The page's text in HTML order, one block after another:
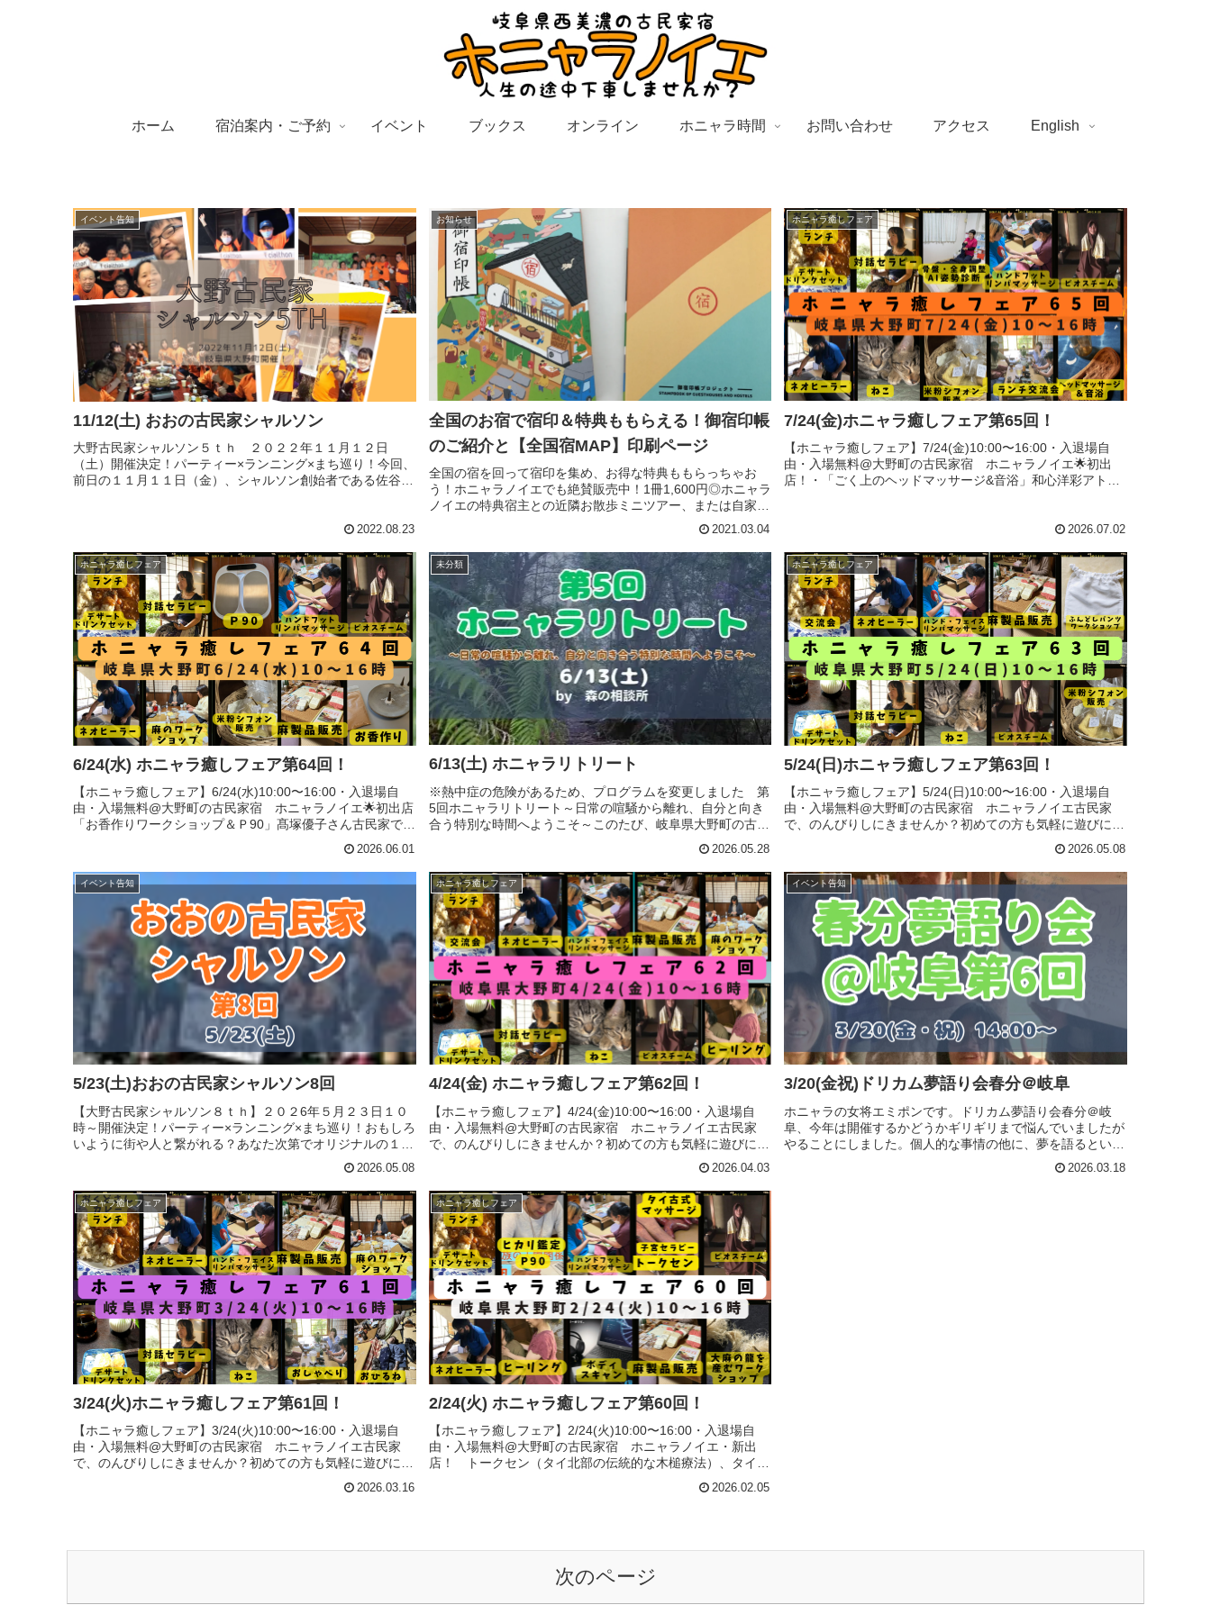
ホーム 宿泊案内・ご予約 イベント ブックス オンライン ホニャラ時間 お問い合わせ アクセス English
イベント告知
11/12(土) おおの古民家シャルソン
大野古民家シャルソン５ｔｈ ２０２２年１１月１２日
（土）開催決定！パーティー×ランニング×まち巡り！今回、
前日の１１月１１日（金）、シャルソン創始者である佐谷恭
2022.08.23
お知らせ
全国のお宿で宿印＆特典ももらえる！御宿印帳
のご紹介と【全国宿MAP】印刷ページ
全国の宿を回って宿印を集め、お得な特典ももらっちゃお
う！ホニャラノイエでも絶賛販売中！1冊1,600円◎ホニャラ
ノイエの特典宿主との近隣お散歩ミニツアー、または自家製
シロップジュースサービスです！↑宿主が忘れていたら要求
2021.03.04
ホニャラ癒しフェア
7/24(金)ホニャラ癒しフェア第65回！
【ホニャラ癒しフェア】7/24(金)10:00〜16:00・入退場自
由・入場無料@大野町の古民家宿 ホニャラノイエ🌟初出
店！・「ごく上のヘッドマッサージ&音浴」和心洋彩アトリ
2026.07.02
ホニャラ癒しフェア
6/24(水) ホニャラ癒しフェア第64回！
【ホニャラ癒しフェア】6/24(水)10:00〜16:00・入退場自
由・入場無料@大野町の古民家宿 ホニャラノイエ🌟初出店
「お香作りワークショップ＆Ｐ90」髙塚優子さん古民家で、
2026.06.01
未分類
6/13(土) ホニャラリトリート
※熱中症の危険があるため、プログラムを変更しました 第
5回ホニャラリトリート～日常の喧騒から離れ、自分と向き
合う特別な時間へようこそ～このたび、岐阜県大野町の古民
2026.05.28
ホニャラ癒しフェア
5/24(日)ホニャラ癒しフェア第63回！
【ホニャラ癒しフェア】5/24(日)10:00〜16:00・入退場自
由・入場無料@大野町の古民家宿 ホニャラノイエ古民家
で、のんびりしにきませんか？初めての方も気軽に遊びに来
2026.05.08
イベント告知
5/23(土)おおの古民家シャルソン8回
【大野古民家シャルソン８ｔｈ】２０２6年５月２３日１０
時～開催決定！パーティー×ランニング×まち巡り！おもしろ
いように街や人と繋がれる？あなた次第でオリジナルの１日
を楽しもう！今回より、給〇ポイントの設定を見送り、自由
2026.05.08
ホニャラ癒しフェア
4/24(金) ホニャラ癒しフェア第62回！
【ホニャラ癒しフェア】4/24(金)10:00〜16:00・入退場自
由・入場無料@大野町の古民家宿 ホニャラノイエ古民家
で、のんびりしにきませんか？初めての方も気軽に遊びに来
てください。カフェのみの利用もOKです。まったりおしゃ
2026.04.03
イベント告知
3/20(金祝)ドリカム夢語り会春分＠岐阜
ホニャラの女将エミポンです。ドリカム夢語り会春分＠岐
阜、今年は開催するかどうかギリギリまで悩んでいましたが
やることにしました。個人的な事情の他に、夢を語るという
のがどうもしっくりこなくなってきていました…最近の私の
2026.03.18
ホニャラ癒しフェア
3/24(火)ホニャラ癒しフェア第61回！
【ホニャラ癒しフェア】3/24(火)10:00〜16:00・入退場自
由・入場無料@大野町の古民家宿 ホニャラノイエ古民家
で、のんびりしにきませんか？初めての方も気軽に遊びに来
2026.03.16
ホニャラ癒しフェア
2/24(火) ホニャラ癒しフェア第60回！
【ホニャラ癒しフェア】2/24(火)10:00〜16:00・入退場自
由・入場無料@大野町の古民家宿 ホニャラノイエ・新出
店！ トークセン（タイ北部の伝統的な木槌療法）、タイ古
2026.02.05
次のページ